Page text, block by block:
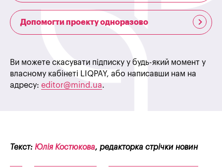
Допомогти проекту одноразово
Ви можете скасувати підписку у будь-який момент у
власному кабінеті LIQPAY, або написавши нам на
адресу: editor@mind.ua.
Текст: Юлія Костюкова, редакторка стрічки новин